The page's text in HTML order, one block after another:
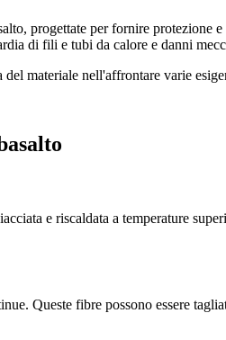
progettate per fornire
di fili e tubi da calore e danni
materiale nell'affrontare varie
e riscaldata a temperature
Queste fibre possono essere